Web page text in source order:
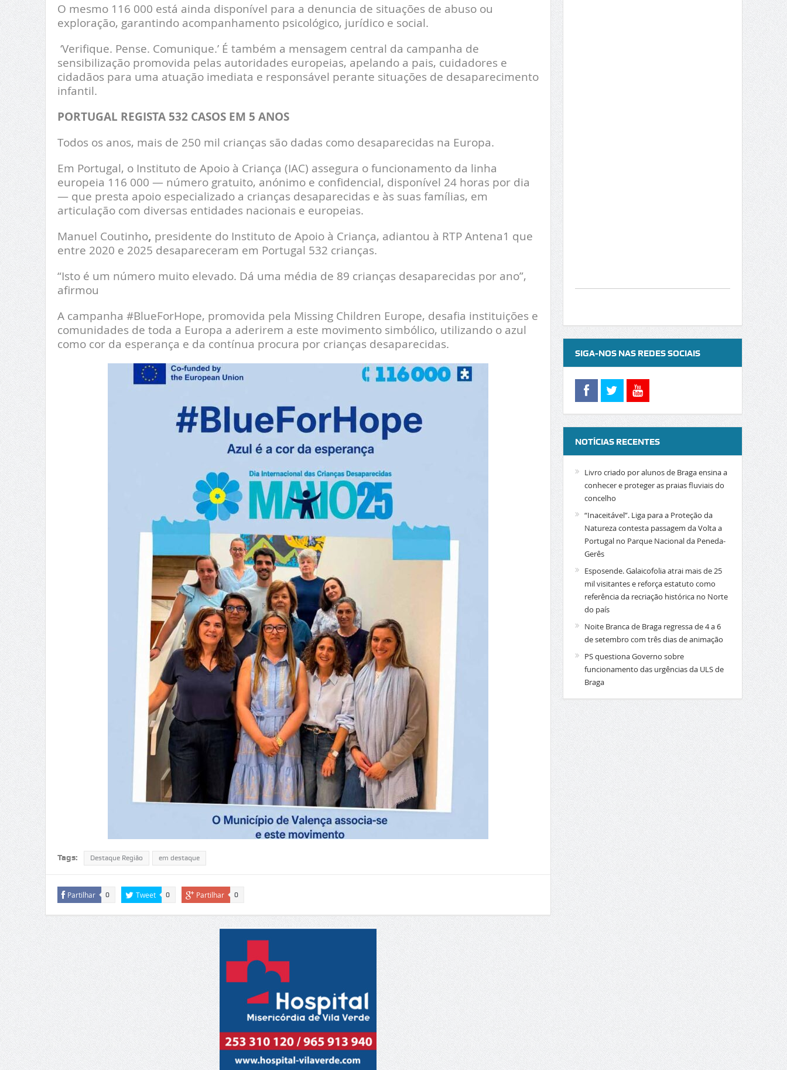
O mesmo 116 000 está ainda disponível para a denuncia de situações de abuso ou
exploração, garantindo acompanhamento psicológico, jurídico e social.
‘Verifique. Pense. Comunique.’ É também a mensagem central da campanha de
sensibilização promovida pelas autoridades europeias, apelando a pais, cuidadores e
cidadãos para uma atuação imediata e responsável perante situações de desaparecimento
infantil.
PORTUGAL REGISTA 532 CASOS EM 5 ANOS
Todos os anos, mais de 250 mil crianças são dadas como desaparecidas na Europa.
Em Portugal, o Instituto de Apoio à Criança (IAC) assegura o funcionamento da linha
europeia 116 000 — número gratuito, anónimo e confidencial, disponível 24 horas por dia
— que presta apoio especializado a crianças desaparecidas e às suas famílias, em
articulação com diversas entidades nacionais e europeias.
Manuel Coutinho, presidente do Instituto de Apoio à Criança, adiantou à RTP Antena1 que
entre 2020 e 2025 desapareceram em Portugal 532 crianças.
“Isto é um número muito elevado. Dá uma média de 89 crianças desaparecidas por ano”,
afirmou
A campanha #BlueForHope, promovida pela Missing Children Europe, desafia instituições e
comunidades de toda a Europa a aderirem a este movimento simbólico, utilizando o azul
como cor da esperança e da contínua procura por crianças desaparecidas.
Tags: Destaque Região em destaque
Partilhar 0 Tweet 0 Partilhar 0
SIGA-NOS NAS REDES SOCIAIS
NOTÍCIAS RECENTES
Livro criado por alunos de Braga ensina a
conhecer e proteger as praias fluviais do
concelho
“Inaceitável”. Liga para a Proteção da
Natureza contesta passagem da Volta a
Portugal no Parque Nacional da Peneda-
Gerês
Esposende. Galaicofolia atrai mais de 25
mil visitantes e reforça estatuto como
referência da recriação histórica no Norte
do país
Noite Branca de Braga regressa de 4 a 6
de setembro com três dias de animação
PS questiona Governo sobre
funcionamento das urgências da ULS de
Braga